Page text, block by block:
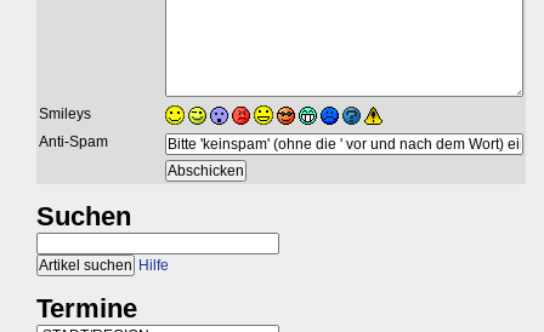
Smileys
Anti-Spam
Suchen
Hilfe
Termine